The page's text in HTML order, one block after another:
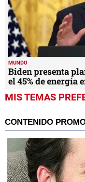
MUNDO
Biden presenta
el 45% de energía
MIS TEMAS